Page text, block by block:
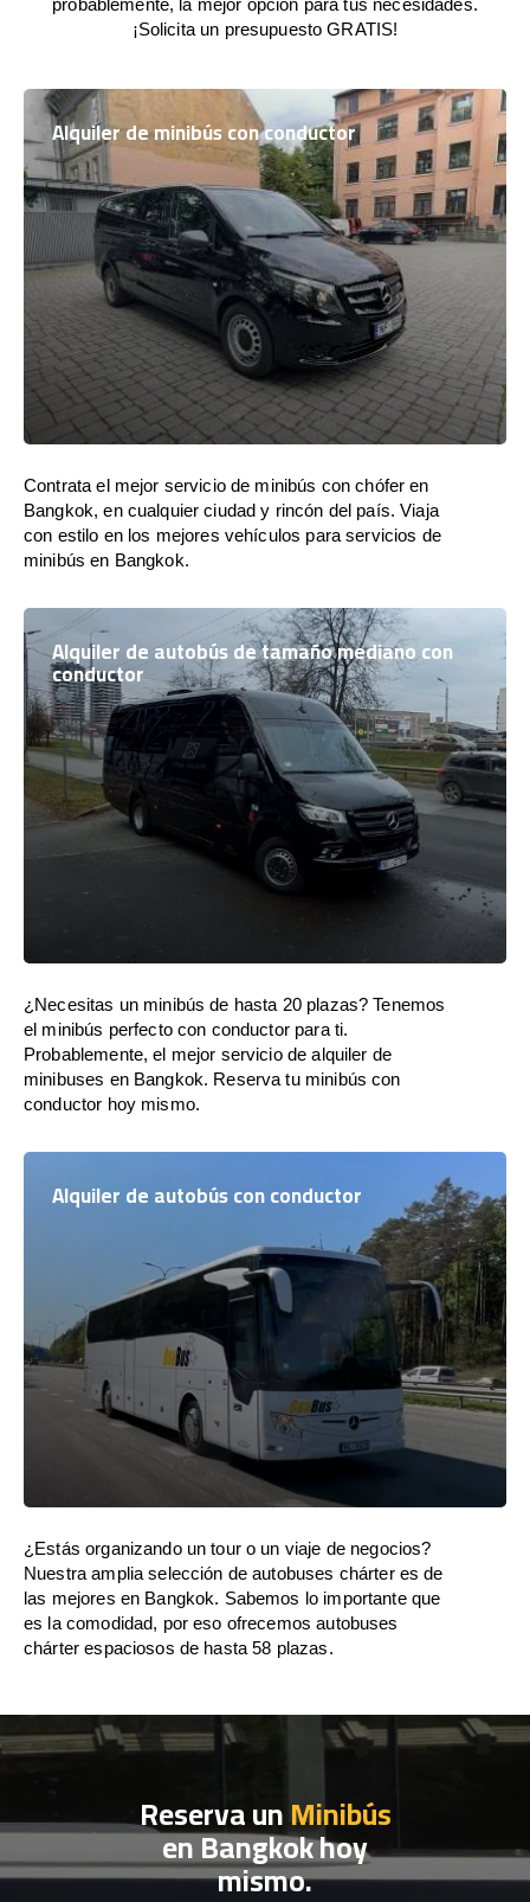
probablemente, la mejor opción para tus necesidades.
¡Solicita un presupuesto GRATIS!
Alquiler de minibús con conductor
Contrata el mejor servicio de minibús con chófer en
Bangkok, en cualquier ciudad y rincón del país. Viaja
con estilo en los mejores vehículos para servicios de
minibús en Bangkok.
Alquiler de autobús de tamaño mediano con
conductor
¿Necesitas un minibús de hasta 20 plazas? Tenemos
el minibús perfecto con conductor para ti.
Probablemente, el mejor servicio de alquiler de
minibuses en Bangkok. Reserva tu minibús con
conductor hoy mismo.
Alquiler de autobús con conductor
¿Estás organizando un tour o un viaje de negocios?
Nuestra amplia selección de autobuses chárter es de
las mejores en Bangkok. Sabemos lo importante que
es la comodidad, por eso ofrecemos autobuses
chárter espaciosos de hasta 58 plazas.
Reserva unMinibús
en Bangkok hoy
mismo.